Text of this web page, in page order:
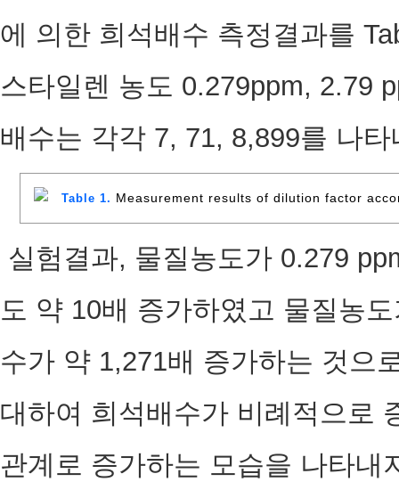
에 의한 희석배수 측정결과를
스타일렌 농도 0.279ppm, 2.79
배수는 각각 7, 71, 8,899를 나타
Table 1. Measurement results of dilution factor
실험결과, 물질농도가 0.279
도 약 10배 증가하였고 물질농
수가 약 1,271배 증가하는 것으
대하여 희석배수가 비례적으로
관계로 증가하는 모습을 나타내